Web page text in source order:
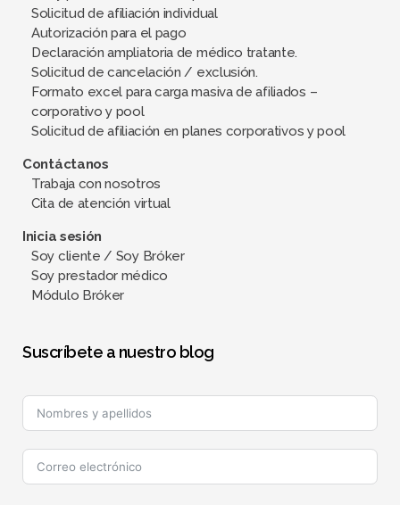
Solicitud de afiliación individual
Autorización para el pago
Declaración ampliatoria de médico tratante.
Solicitud de cancelación / exclusión.
Formato excel para carga masiva de afiliados –
corporativo y pool
Solicitud de afiliación en planes corporativos y pool
Contáctanos
Trabaja con nosotros
Cita de atención virtual
Inicia sesión
Soy cliente / Soy Bróker
Soy prestador médico
Módulo Bróker
Suscríbete a nuestro blog